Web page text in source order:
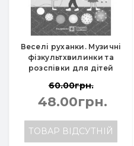
Веселі руханки. Музичні
фізкультхвилинки та
розспівки для дітей
60.00грн.
48.00грн.
ТОВАР ВІДСУТНІЙ